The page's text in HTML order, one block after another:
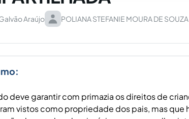
Araújo POLIANA STEFANIE MOURA DE SOUZA
deve garantir com primazia os direitos de
vistos como propriedade dos pais, mas que